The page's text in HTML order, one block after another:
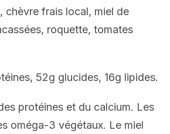
chèvre frais local, miel de
roquette, tomates
52g glucides, 16g lipides.
protéines et du calcium. Les
oméga-3 végétaux. Le miel